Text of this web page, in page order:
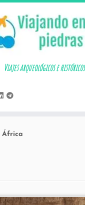
Viajes arqueológicos e históricos
África